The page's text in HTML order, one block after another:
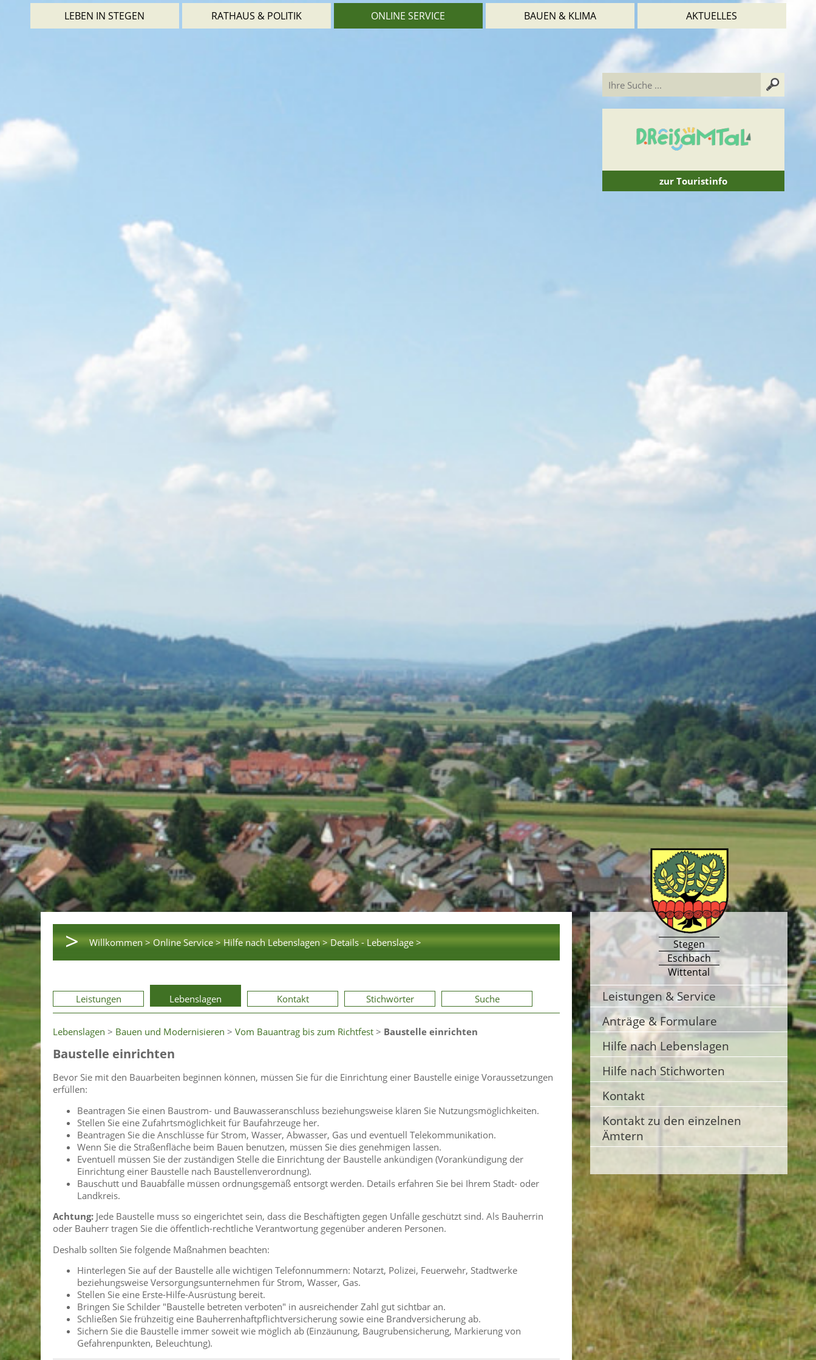
LEBEN IN STEGEN RATHAUS & POLITIK ONLINE SERVICE BAUEN & KLIMA AKTUELLES
zur Touristinfo
> Willkommen > Online Service > Hilfe nach Lebenslagen > Details - Lebenslage >
Leistungen Lebenslagen Kontakt Stichwörter Suche
Lebenslagen > Bauen und Modernisieren > Vom Bauantrag bis zum Richtfest > Baustelle einrichten
Baustelle einrichten
Bevor Sie mit den Bauarbeiten beginnen können, müssen Sie für die Einrichtung einer Baustelle einige Voraussetzungen
erfüllen:
Beantragen Sie einen Baustrom- und Bauwasseranschluss beziehungsweise klären Sie Nutzungsmöglichkeiten.
Stellen Sie eine Zufahrtsmöglichkeit für Baufahrzeuge her.
Beantragen Sie die Anschlüsse für Strom, Wasser, Abwasser, Gas und eventuell Telekommunikation.
Wenn Sie die Straßenfläche beim Bauen benutzen, müssen Sie dies genehmigen lassen.
Eventuell müssen Sie der zuständigen Stelle die Einrichtung der Baustelle ankündigen (Vorankündigung der
Einrichtung einer Baustelle nach Baustellenverordnung).
Bauschutt und Bauabfälle müssen ordnungsgemäß entsorgt werden. Details erfahren Sie bei Ihrem Stadt- oder
Landkreis.
Achtung: Jede Baustelle muss so eingerichtet sein, dass die Beschäftigten gegen Unfälle geschützt sind. Als Bauherrin
oder Bauherr tragen Sie die öffentlich-rechtliche Verantwortung gegenüber anderen Personen.
Deshalb sollten Sie folgende Maßnahmen beachten:
Hinterlegen Sie auf der Baustelle alle wichtigen Telefonnummern: Notarzt, Polizei, Feuerwehr, Stadtwerke
beziehungsweise Versorgungsunternehmen für Strom, Wasser, Gas.
Stellen Sie eine Erste-Hilfe-Ausrüstung bereit.
Bringen Sie Schilder "Baustelle betreten verboten" in ausreichender Zahl gut sichtbar an.
Schließen Sie frühzeitig eine Bauherrenhaftpflichtversicherung sowie eine Brandversicherung ab.
Sichern Sie die Baustelle immer soweit wie möglich ab (Einzäunung, Baugrubensicherung, Markierung von
Gefahrenpunkten, Beleuchtung).
Stegen
Eschbach
Wittental
Leistungen & Service
Anträge & Formulare
Hilfe nach Lebenslagen
Hilfe nach Stichworten
Kontakt
Kontakt zu den einzelnen
Ämtern